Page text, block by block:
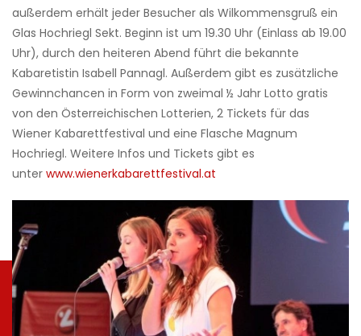
außerdem erhält jeder Besucher als Wilkommensgruß ein
Glas Hochriegl Sekt. Beginn ist um 19.30 Uhr (Einlass ab 19.00
Uhr), durch den heiteren Abend führt die bekannte
Kabaretistin Isabell Pannagl. Außerdem gibt es zusätzliche
Gewinnchancen in Form von zweimal ½ Jahr Lotto gratis
von den Österreichischen Lotterien, 2 Tickets für das
Wiener Kabarettfestival und eine Flasche Magnum
Hochriegl. Weitere Infos und Tickets gibt es
unter www.wienerkabarettfestival.at